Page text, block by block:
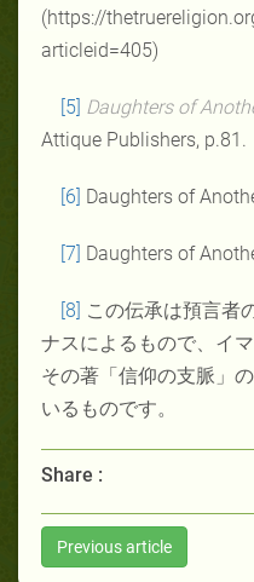
(https://
articleid=405)
[5] Daughters of
Attique Publishers, p.81.
[6] Daughters of
[7] Daughters of
[8] この伝承は預言者
ナスによるもので、イ
その著「信仰の支脈」
いるものです。
Share :
Previous article